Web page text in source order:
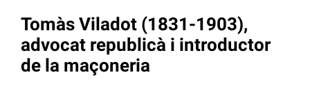
Tomàs Viladot (1831-1903),
advocat republicà i introductor
de la maçoneria